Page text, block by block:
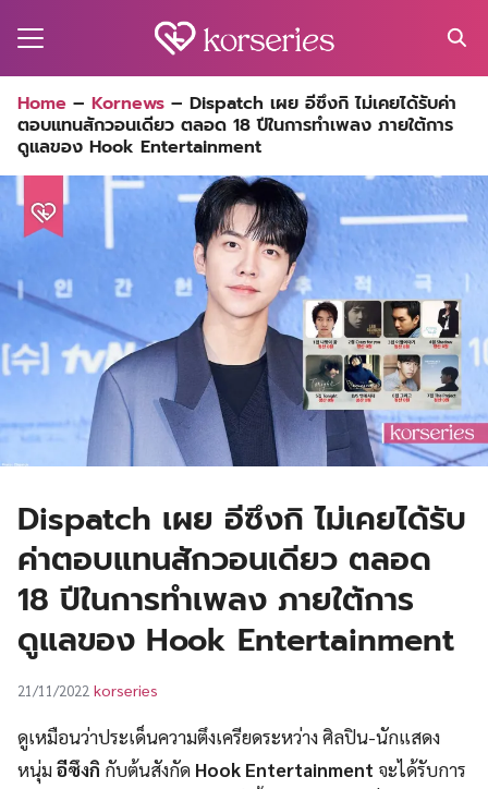
for:
Home – Kornews – Dispatch เผย อีซึงกิ ไม่เคยได้รับค่า
ตอบแทนสักวอนเดียว ตลอด 18 ปีในการทำเพลง ภายใต้การ
ดูแลของ Hook Entertainment
Dispatch เผย อีซึงกิ ไม่เคยได้รับ
ค่าตอบแทนสักวอนเดียว ตลอด
18 ปีในการทำเพลง ภายใต้การ
ดูแลของ Hook Entertainment
21/11/2022 korseries
ดูเหมือนว่าประเด็นความตึงเครียดระหว่าง ศิลปิน-นักแสดง
หนุ่มอีซึงกิ กับต้นสังกัด Hook Entertainment จะได้รับการ